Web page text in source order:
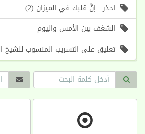
احذر.. إنَّ قلبك في الميزان (2)
الشغف بين الأمس واليوم
تعليق على التسريب المنسوب للشيخ